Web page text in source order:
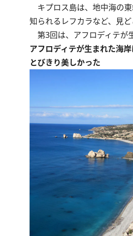
キプロス島は、地中海の
知られるレフカラなど、見
第3回は、アフロディテが
アフロディテが生まれた海
とびきり美しかった